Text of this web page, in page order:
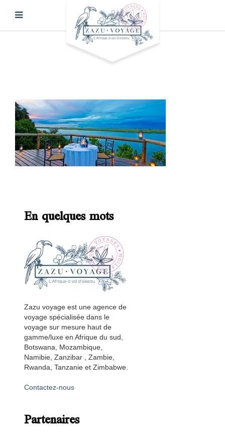
En quelques mots
Zazu voyage est une agence de
voyage spécialisée dans le
voyage sur mesure haut de
gamme/luxe en Afrique du sud,
Botswana, Mozambique,
Namibie, Zanzibar , Zambie,
Rwanda, Tanzanie et Zimbabwe.
Contactez-nous
Partenaires